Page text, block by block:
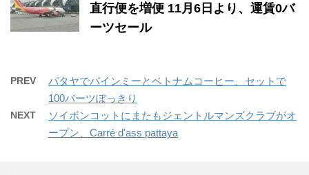
直行便を増便 11月6日より、運賃0バ
ーツセール
PREV
パタヤでバインミーとベトナムコーヒー、セットで
100バーツぽっきり
NEXT
ソイボンコットにまたもジェントルマンズクラブがオ
ープン、Carré d'ass pattaya